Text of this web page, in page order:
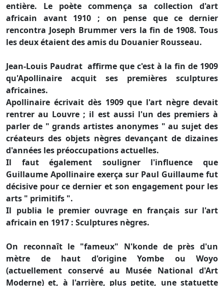
entière. Le poète commença sa collection d'art
africain avant 1910 ; on pense que ce dernier
rencontra Joseph Brummer vers la fin de 1908. Tous
les deux étaient des amis du Douanier Rousseau.
Jean-Louis Paudrat affirme que c'est à la fin de 1909
qu'Apollinaire acquit ses premières sculptures
africaines.
Apollinaire écrivait dès 1909 que l'art nègre devait
rentrer au Louvre ; il est aussi l'un des premiers à
parler de " grands artistes anonymes " au sujet des
créateurs des objets nègres devançant de dizaines
d'années les préoccupations actuelles.
Il faut également souligner l'influence que
Guillaume Apollinaire exerça sur Paul Guillaume fut
décisive pour ce dernier et son engagement pour les
arts " primitifs ".
Il publia le premier ouvrage en français sur l'art
africain en 1917 : Sculptures nègres.
On reconnaît le "fameux" N'konde de près d'un
mètre de haut d'origine Yombe ou Woyo
(actuellement conservé au Musée National d'Art
Moderne) et, à l'arrière, plus petite, une statuette